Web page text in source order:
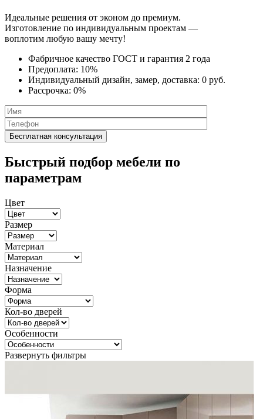
Идеальные решения от эконом до премиум.
Изготовление по индивидуальным проектам —
воплотим любую вашу мечту!
Фабричное качество ГОСТ и гарантия 2 года
Предоплата: 10%
Индивидуальный дизайн, замер, доставка: 0 руб.
Рассрочка: 0%
Быстрый подбор мебели по
параметрам
Цвет
Размер
Материал
Назначение
Форма
Кол-во дверей
Особенности
Развернуть фильтры